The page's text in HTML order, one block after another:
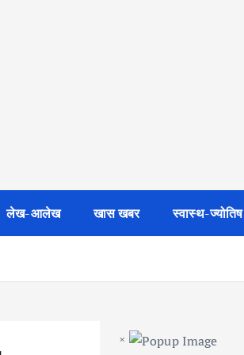
लेख-आलेख खास खबर स्वास्थ-ज्योतिष
×